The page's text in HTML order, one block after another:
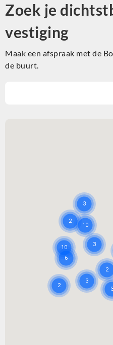
Zoek je
vestiging
Maak een afspraak met de
de buurt.